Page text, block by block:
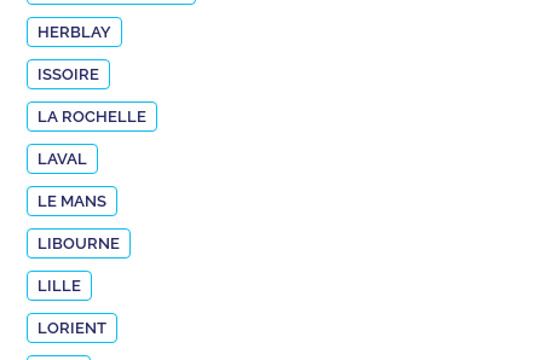
HERBLAY
ISSOIRE
LA ROCHELLE
LAVAL
LE MANS
LIBOURNE
LILLE
LORIENT